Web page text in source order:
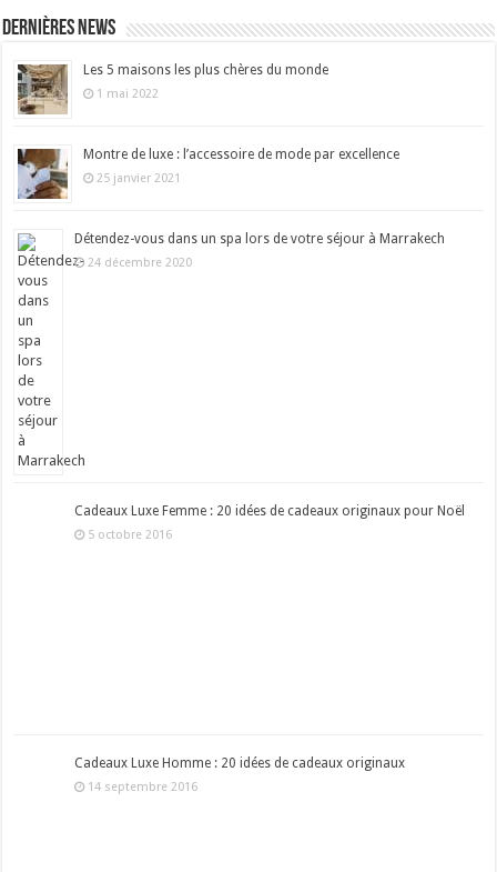
Dernières news
Les 5 maisons les plus chères du monde
1 mai 2022
Montre de luxe : l’accessoire de mode par excellence
25 janvier 2021
Détendez-vous dans un spa lors de votre séjour à Marrakech
24 décembre 2020
Cadeaux Luxe Femme : 20 idées de cadeaux originaux pour Noël
5 octobre 2016
Cadeaux Luxe Homme : 20 idées de cadeaux originaux
14 septembre 2016